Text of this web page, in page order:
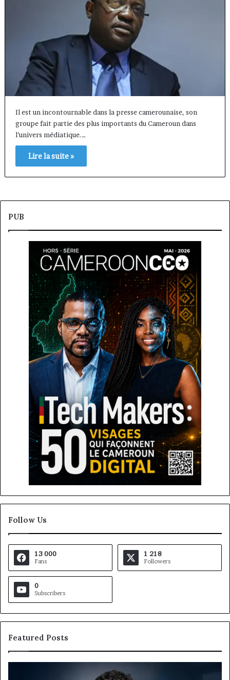
Il est un incontournable dans la presse camerounaise, son
groupe fait partie des plus importants du Cameroun dans
l’univers médiatique.…
Lire la suite »
PUB
Follow Us
13 000
Fans
1 218
Followers
0
Subscribers
Featured Posts